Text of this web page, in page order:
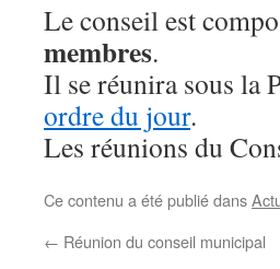
Le conseil est
membres.
Il se réunira sous la
ordre du jour.
Les réunions du
Ce contenu a été publié dans
← Réunion du conseil municipal